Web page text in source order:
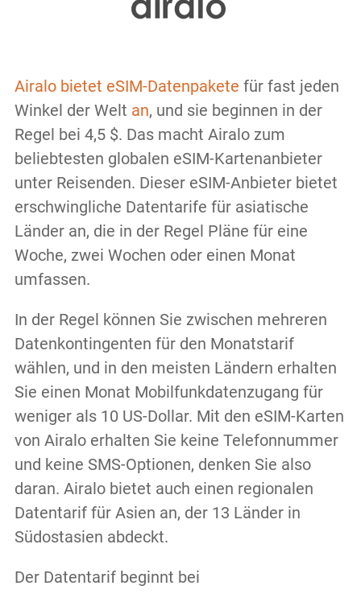
Airalo bietet eSIM-Datenpakete für fast jeden
Winkel der Welt an, und sie beginnen in der
Regel bei 4,5 $. Das macht Airalo zum
beliebtesten globalen eSIM-Kartenanbieter
unter Reisenden. Dieser eSIM-Anbieter bietet
erschwingliche Datentarife für asiatische
Länder an, die in der Regel Pläne für eine
Woche, zwei Wochen oder einen Monat
umfassen.
In der Regel können Sie zwischen mehreren
Datenkontingenten für den Monatstarif
wählen, und in den meisten Ländern erhalten
Sie einen Monat Mobilfunkdatenzugang für
weniger als 10 US-Dollar. Mit den eSIM-Karten
von Airalo erhalten Sie keine Telefonnummer
und keine SMS-Optionen, denken Sie also
daran. Airalo bietet auch einen regionalen
Datentarif für Asien an, der 13 Länder in
Südostasien abdeckt.
Der Datentarif beginnt bei